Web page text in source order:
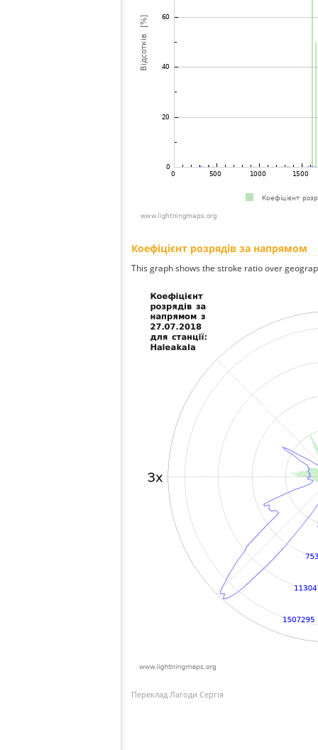
Коефіцієнт розрядів за напрямом
This graph shows the stroke ratio over
Переклад Лагоди Сергія